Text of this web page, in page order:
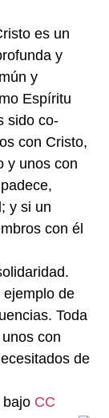
es un
y
y
Espíritu
sido co-
con Cristo,
y unos con
y si un
con él
ejemplo de
Toda
con
de
bajo CC